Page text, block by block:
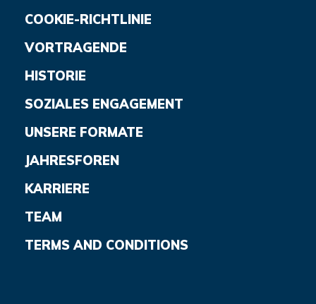
COOKIE-RICHTLINIE
VORTRAGENDE
HISTORIE
SOZIALES ENGAGEMENT
UNSERE FORMATE
JAHRESFOREN
KARRIERE
TEAM
TERMS AND CONDITIONS